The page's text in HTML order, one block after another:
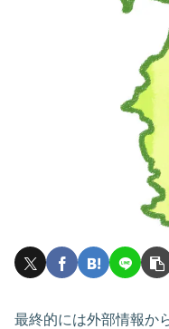
最終的には外部情報か